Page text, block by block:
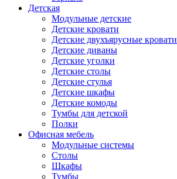
Детская
Модульные детские
Детские кровати
Детские двухъярусные кровати
Детские диваны
Детские уголки
Детские столы
Детские стулья
Детские шкафы
Детские комоды
Тумбы для детской
Полки
Офисная мебель
Модульные системы
Столы
Шкафы
Тумбы